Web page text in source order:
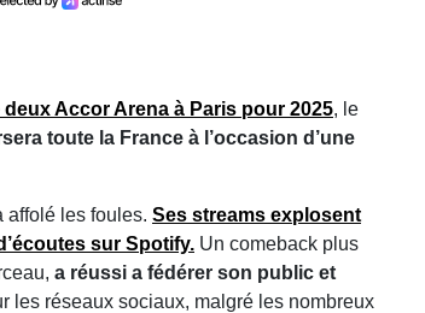
Accor Arena à Paris pour 2025, le
toute la France à l’occasion d’une
affolé les foules. Ses streams explosent
sur Spotify. Un comeback plus
a réussi a fédérer son public et
les réseaux sociaux, malgré les nombreux